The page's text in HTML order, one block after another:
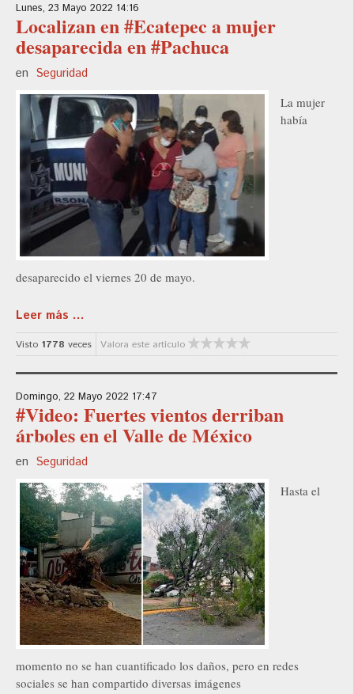
Lunes, 23 Mayo 2022 14:16
Localizan en #Ecatepec a mujer
desaparecida en #Pachuca
en Seguridad
La mujer
había
desaparecido el viernes 20 de mayo.
Leer más ...
Visto 1778 veces Valora este artículo
Domingo, 22 Mayo 2022 17:47
#Video: Fuertes vientos derriban
árboles en el Valle de México
en Seguridad
Hasta el
momento no se han cuantificado los daños, pero en redes
sociales se han compartido diversas imágenes